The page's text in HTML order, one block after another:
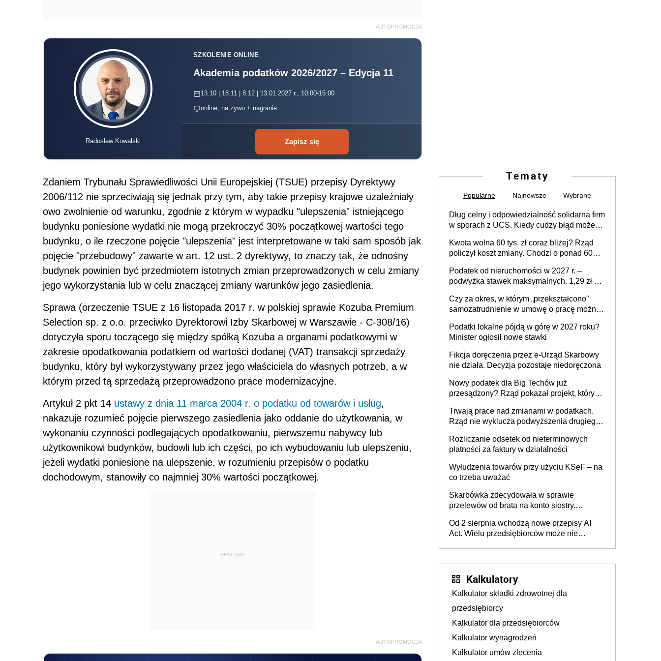
AUTOPROMOCJA
Radosław Kowalski
SZKOLENIE ONLINE
Akademia podatków 2026/2027 – Edycja 11
13.10 | 18.11 | 8.12 | 13.01.2027 r., 10:00-15:00
online, na żywo + nagranie
Zapisz się
Zdaniem Trybunału Sprawiedliwości Unii Europejskiej (TSUE) przepisy Dyrektywy
2006/112 nie sprzeciwiają się jednak przy tym, aby takie przepisy krajowe uzależniały
owo zwolnienie od warunku, zgodnie z którym w wypadku "ulepszenia" istniejącego
budynku poniesione wydatki nie mogą przekroczyć 30% początkowej wartości tego
budynku, o ile rzeczone pojęcie "ulepszenia" jest interpretowane w taki sam sposób jak
pojęcie "przebudowy" zawarte w art. 12 ust. 2 dyrektywy, to znaczy tak, że odnośny
budynek powinien być przedmiotem istotnych zmian przeprowadzonych w celu zmiany
jego wykorzystania lub w celu znaczącej zmiany warunków jego zasiedlenia.
Sprawa (orzeczenie TSUE z 16 listopada 2017 r. w polskiej sprawie Kozuba Premium
Selection sp. z o.o. przeciwko Dyrektorowi Izby Skarbowej w Warszawie - C-308/16)
dotyczyła sporu toczącego się między spółką Kozuba a organami podatkowymi w
zakresie opodatkowania podatkiem od wartości dodanej (VAT) transakcji sprzedaży
budynku, który był wykorzystywany przez jego właściciela do własnych potrzeb, a w
którym przed tą sprzedażą przeprowadzono prace modernizacyjne.
Artykuł 2 pkt 14 ustawy z dnia 11 marca 2004 r. o podatku od towarów i usług,
nakazuje rozumieć pojęcie pierwszego zasiedlenia jako oddanie do użytkowania, w
wykonaniu czynności podlegających opodatkowaniu, pierwszemu nabywcy lub
użytkownikowi budynków, budowli lub ich części, po ich wybudowaniu lub ulepszeniu,
jeżeli wydatki poniesione na ulepszenie, w rozumieniu przepisów o podatku
dochodowym, stanowiły co najmniej 30% wartości początkowej.
REKLAMA
AUTOPROMOCJA
Tematy
Popularne Najnowsze Wybrane
Dług celny i odpowiedzialność solidarna firm
w sporach z UCS. Kiedy cudzy błąd może
Kwota wolna 60 tys. zł coraz bliżej? Rząd
policzył koszt zmiany. Chodzi o ponad 60
Podatek od nieruchomości w 2027 r. –
podwyżka stawek maksymalnych. 1,29 zł za
budynków i lokali związanych z
prowadzeniem działalności gospodarczej
Czy za okres, w którym „przekształcono”
samozatrudnienie w umowę o pracę można
umowy cywilnoprawnej jedynym
racjonalnym wyjściem
Podatki lokalne pójdą w górę w 2027 roku?
Minister ogłosił nowe stawki
Fikcja doręczenia przez e-Urząd Skarbowy
nie działa. Decyzja pozostaje niedoręczona
Nowy podatek dla Big Techów już
przesądzony? Rząd pokazał projekt, który
Trwają prace nad zmianami w podatkach.
Rząd nie wyklucza podwyższenia drugiego
Rozliczanie odsetek od nieterminowych
płatności za faktury w działalności
Wyłudzenia towarów przy użyciu KSeF – na
co trzeba uważać
Skarbówka zdecydowała w sprawie
przelewów od brata na konto siostry.
darowizna, ale podatku jednak nie będzie
Od 2 sierpnia wchodzą nowe przepisy AI
Act. Wielu przedsiębiorców może nie
Kalkulatory
Kalkulator składki zdrowotnej dla
przedsiębiorcy
Kalkulator dla przedsiębiorców
Kalkulator wynagrodzeń
Kalkulator umów zlecenia